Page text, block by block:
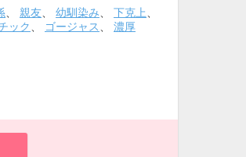
、 親友、 幼馴染み、 下克上、
ック、 ゴージャス 、 濃厚